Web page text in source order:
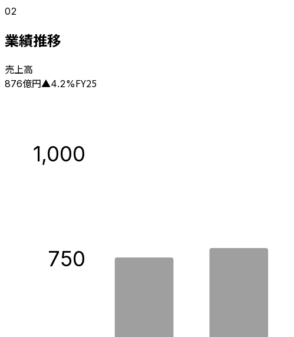
02
業績推移
売上高
876億円▲4.2%FY25
750
1,000